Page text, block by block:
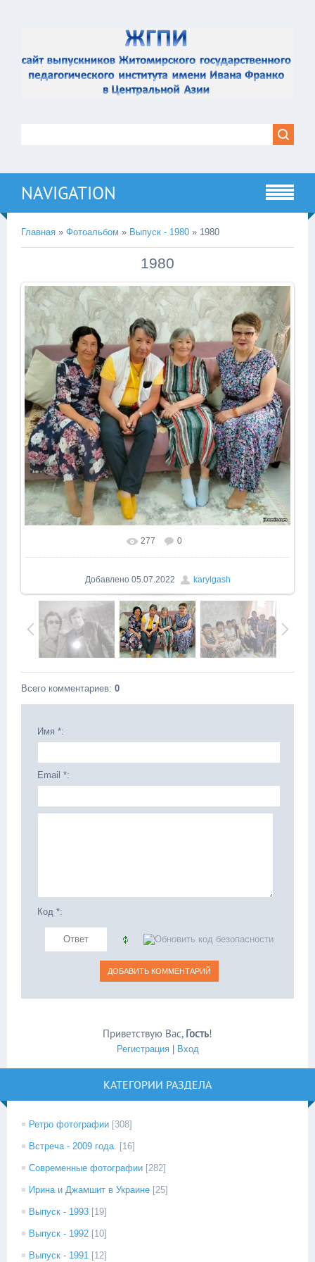
NAVIGATION
Главная » Фотоальбом » Выпуск - 1980 » 1980
1980
277 0
Добавлено 05.07.2022 karylgash
Всего комментариев: 0
Имя *:
Email *:
Код *:
Приветствую Вас, Гость!
Регистрация| Вход
КАТЕГОРИИ РАЗДЕЛА
Ретро фотографии [308]
Встреча - 2009 года. [16]
Современные фотографии [282]
Ирина и Джамшит в Украине [25]
Выпуск - 1993 [19]
Выпуск - 1992 [10]
Выпуск - 1991 [12]